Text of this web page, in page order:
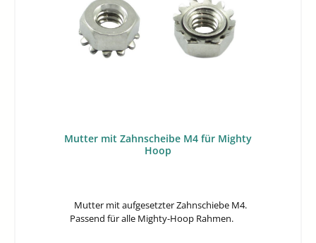
Mutter mit Zahnscheibe M4 für Mighty
Hoop
Mutter mit aufgesetzter Zahnschiebe M4.
Passend für alle Mighty-Hoop Rahmen.